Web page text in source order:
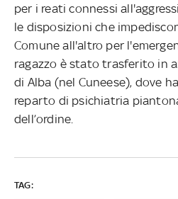
per i reati connessi
le disposizioni che
Comune all'altro per
ragazzo è stato trasferito in
di Alba (nel Cuneese), dove
reparto di psichiatria
dell’ordine.
TAG: